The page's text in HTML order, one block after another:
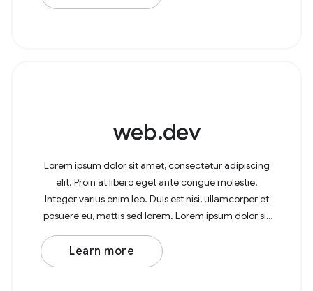
web.dev
Lorem ipsum dolor sit amet, consectetur adipiscing
elit. Proin at libero eget ante congue molestie.
Integer varius enim leo. Duis est nisi, ullamcorper et
posuere eu, mattis sed lorem. Lorem ipsum dolor sit
amet, consectetur adipiscing elit. In at
Learn more